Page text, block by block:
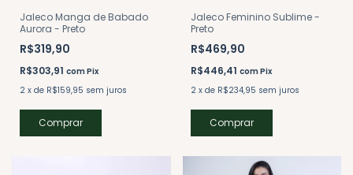
Jaleco Manga de Babado
Aurora - Preto
R$319,90
R$303,91 comPix
2 x de R$159,95 sem juros
Comprar
Jaleco Feminino Sublime -
Preto
R$469,90
R$446,41 comPix
2 x de R$234,95 sem juros
Comprar